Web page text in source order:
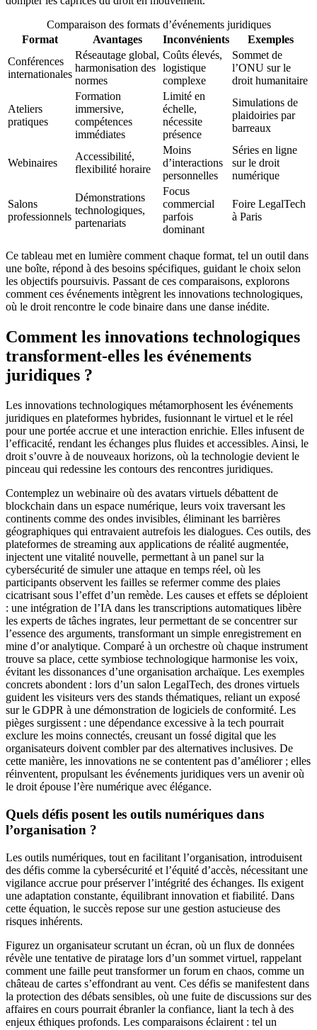
Comparaison des formats d’événements juridiques
Format
Avantages Inconvénients
Exemples
Conférences
internationales
Réseautage global,
harmonisation des
normes
Coûts élevés,
logistique
complexe
Sommet de
l’ONU sur le
droit humanitaire
Ateliers
pratiques
Formation
immersive,
compétences
immédiates
Limité en
échelle,
nécessite
présence
Simulations de
plaidoiries par
barreaux
Webinaires
Accessibilité,
flexibilité horaire
Moins
d’interactions
personnelles
Séries en ligne
sur le droit
numérique
Salons
professionnels
Démonstrations
technologiques,
partenariats
Focus
commercial
parfois
dominant
Foire LegalTech
à Paris
Ce tableau met en lumière comment chaque format, tel un outil dans
une boîte, répond à des besoins spécifiques, guidant le choix selon
les objectifs poursuivis. Passant de ces comparaisons, explorons
comment ces événements intègrent les innovations technologiques,
où le droit rencontre le code binaire dans une danse inédite.
Comment les innovations technologiques
transforment-elles les événements
juridiques ?
Les innovations technologiques métamorphosent les événements
juridiques en plateformes hybrides, fusionnant le virtuel et le réel
pour une portée accrue et une interaction enrichie. Elles infusent de
l’efficacité, rendant les échanges plus fluides et accessibles. Ainsi, le
droit s’ouvre à de nouveaux horizons, où la technologie devient le
pinceau qui redessine les contours des rencontres juridiques.
Contemplez un webinaire où des avatars virtuels débattent de
blockchain dans un espace numérique, leurs voix traversant les
continents comme des ondes invisibles, éliminant les barrières
géographiques qui entravaient autrefois les dialogues. Ces outils, des
plateformes de streaming aux applications de réalité augmentée,
injectent une vitalité nouvelle, permettant à un panel sur la
cybersécurité de simuler une attaque en temps réel, où les
participants observent les failles se refermer comme des plaies
cicatrisant sous l’effet d’un remède. Les causes et effets se déploient
: une intégration de l’IA dans les transcriptions automatiques libère
les experts de tâches ingrates, leur permettant de se concentrer sur
l’essence des arguments, transformant un simple enregistrement en
mine d’or analytique. Comparé à un orchestre où chaque instrument
trouve sa place, cette symbiose technologique harmonise les voix,
évitant les dissonances d’une organisation archaïque. Les exemples
concrets abondent : lors d’un salon LegalTech, des drones virtuels
guident les visiteurs vers des stands thématiques, reliant un exposé
sur le GDPR à une démonstration de logiciels de conformité. Les
pièges surgissent : une dépendance excessive à la tech pourrait
exclure les moins connectés, creusant un fossé digital que les
organisateurs doivent combler par des alternatives inclusives. De
cette manière, les innovations ne se contentent pas d’améliorer ; elles
réinventent, propulsant les événements juridiques vers un avenir où
le droit épouse l’ère numérique avec élégance.
Quels défis posent les outils numériques dans
l’organisation ?
Les outils numériques, tout en facilitant l’organisation, introduisent
des défis comme la cybersécurité et l’équité d’accès, nécessitant une
vigilance accrue pour préserver l’intégrité des échanges. Ils exigent
une adaptation constante, équilibrant innovation et fiabilité. Dans
cette équation, le succès repose sur une gestion astucieuse des
risques inhérents.
Figurez un organisateur scrutant un écran, où un flux de données
révèle une tentative de piratage lors d’un sommet virtuel, rappelant
comment une faille peut transformer un forum en chaos, comme un
château de cartes s’effondrant au vent. Ces défis se manifestent dans
la protection des débats sensibles, où une fuite de discussions sur des
affaires en cours pourrait ébranler la confiance, liant la tech à des
enjeux éthiques profonds. Les comparaisons éclairent : tel un